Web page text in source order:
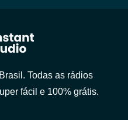
Todas as rádios
fácil e 100% grátis.